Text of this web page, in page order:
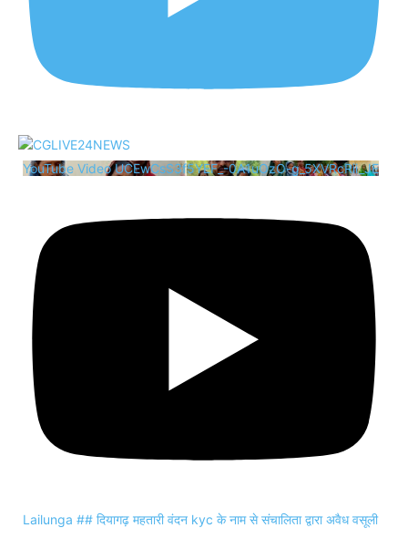
YouTube Video UCEwCsS3f5YEF_-0A1uOzO-g_5XVRcRii_JE
Lailunga ## दियागढ़ महतारी वंदन kyc के नाम से संचालिता द्वारा अवैध वसूली